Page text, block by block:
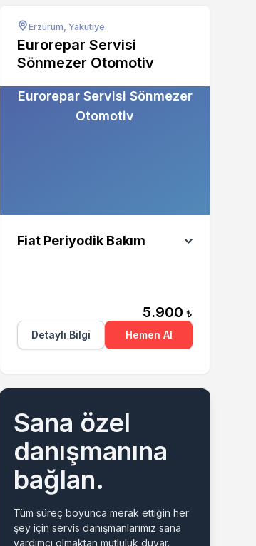
Erzurum, Yakutiye
Eurorepar Servisi
Sönmezer Otomotiv
Eurorepar Servisi Sönmezer
Otomotiv
Fiat Periyodik Bakım
5.900 ₺
Detaylı Bilgi
Hemen Al
Sana özel
danışmanına
bağlan.
Tüm süreç boyunca merak ettiğin her
şey için servis danışmanlarımız sana
yardımcı olmaktan mutluluk duyar.